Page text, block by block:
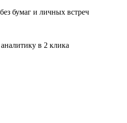
бумаг и личных встреч
в 2 клика